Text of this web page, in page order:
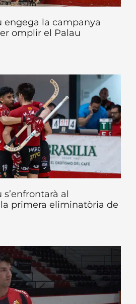
engega la campanya
omplir el Palau
al
primera eliminatòria de